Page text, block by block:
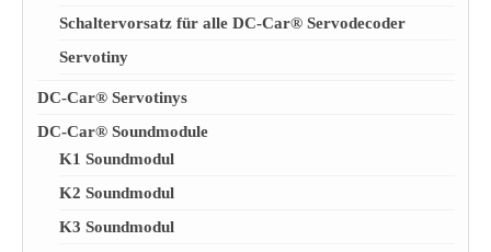
Schaltervorsatz für alle DC-Car® Servodecoder
Servotiny
DC-Car® Servotinys
DC-Car® Soundmodule
K1 Soundmodul
K2 Soundmodul
K3 Soundmodul